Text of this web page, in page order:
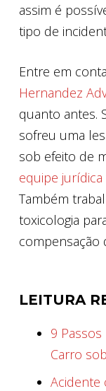
assim é
tipo de
Entre em
Hernandez
quanto antes.
sofreu uma
sob efeito de
equipe jurídica
Também
toxicologia
compensação
LEITURA
9
Carro
Acidente